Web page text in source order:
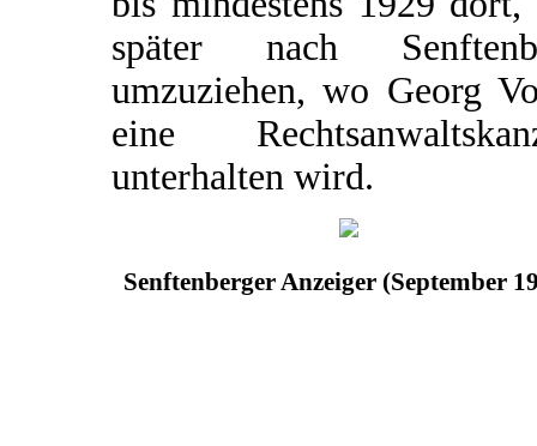
später nach
umzuziehen, wo Georg
eine
unterhalten wird.
Senftenberger Anzeiger (September